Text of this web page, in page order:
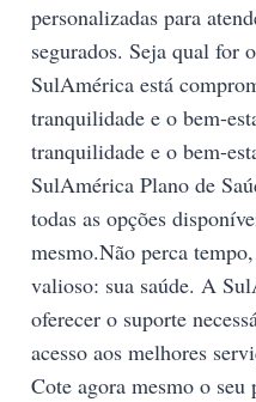
personalizadas para
segurados. Seja qual for
SulAmérica está
tranquilidade e o bem-
tranquilidade e o bem-
SulAmérica Plano de
todas as opções
mesmo.Não perca
valioso: sua saúde. A
oferecer o suporte
acesso aos melhores
Cote agora mesmo o